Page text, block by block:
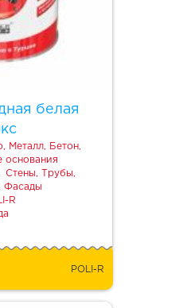
белая
Металл, Бетон,
основания
Стены, Трубы,
Фасады
R
POLI-R